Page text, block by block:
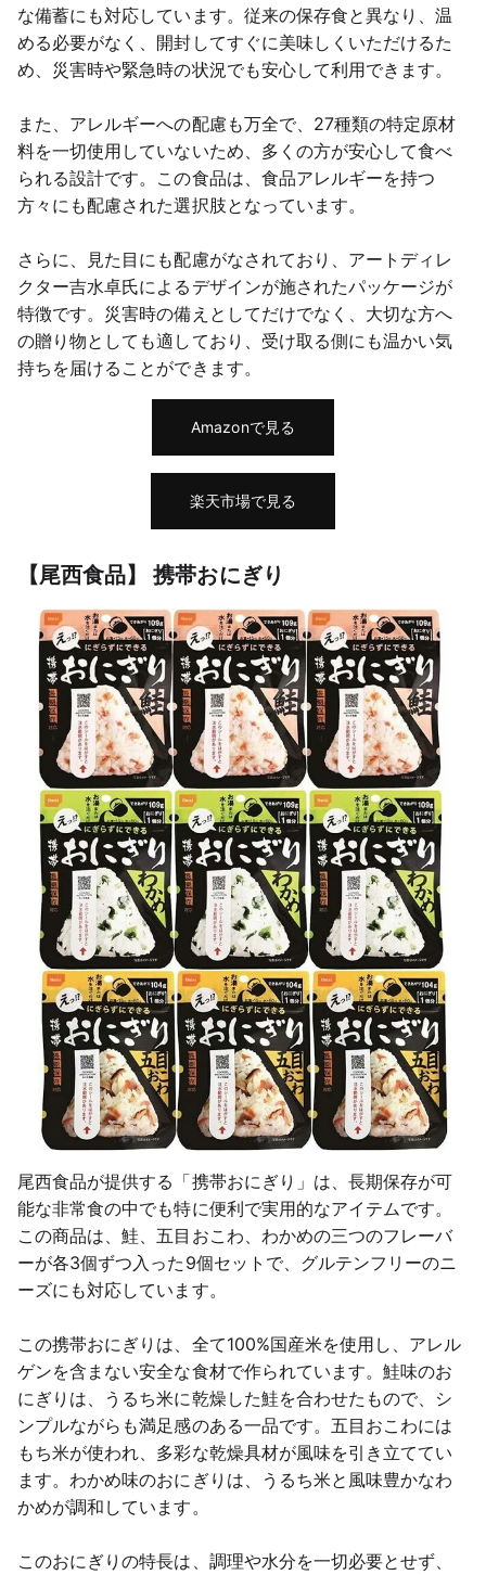
な備蓄にも対応しています。従来の保存食と異なり、温
める必要がなく、開封してすぐに美味しくいただけるた
め、災害時や緊急時の状況でも安心して利用できます。
また、アレルギーへの配慮も万全で、27種類の特定原材
料を一切使用していないため、多くの方が安心して食べ
られる設計です。この食品は、食品アレルギーを持つ
方々にも配慮された選択肢となっています。
さらに、見た目にも配慮がなされており、アートディレ
クター吉水卓氏によるデザインが施されたパッケージが
特徴です。災害時の備えとしてだけでなく、大切な方へ
の贈り物としても適しており、受け取る側にも温かい気
持ちを届けることができます。
Amazonで見る
楽天市場で見る
【尾西食品】 携帯おにぎり
尾西食品が提供する「携帯おにぎり」は、長期保存が可
能な非常食の中でも特に便利で実用的なアイテムです。
この商品は、鮭、五目おこわ、わかめの三つのフレーバ
ーが各3個ずつ入った9個セットで、グルテンフリーのニ
ーズにも対応しています。
この携帯おにぎりは、全て100%国産米を使用し、アレル
ゲンを含まない安全な食材で作られています。鮭味のお
にぎりは、うるち米に乾燥した鮭を合わせたもので、シ
ンプルながらも満足感のある一品です。五目おこわには
もち米が使われ、多彩な乾燥具材が風味を引き立ててい
ます。わかめ味のおにぎりは、うるち米と風味豊かなわ
かめが調和しています。
このおにぎりの特長は、調理や水分を一切必要とせず、